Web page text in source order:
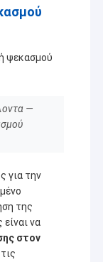
ψεκασμού
—
για την
της
να
στον